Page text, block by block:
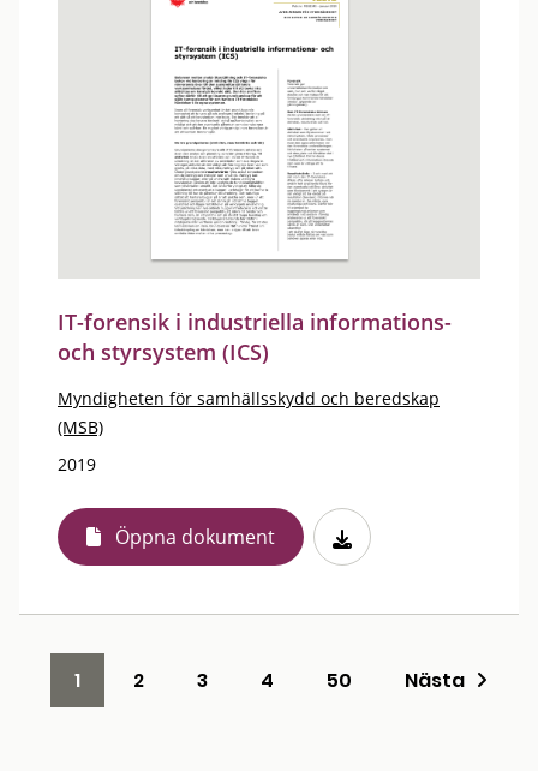
IT-forensik i industriella informations-
och styrsystem (ICS)
Myndigheten för samhällsskydd och beredskap
(MSB)
2019
Öppna dokument
1 2 3 4 50 Nästa